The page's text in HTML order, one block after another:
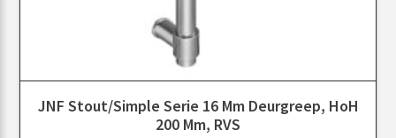
JNF Stout/Simple Serie 16 Mm Deurgreep, HoH
200 Mm, RVS